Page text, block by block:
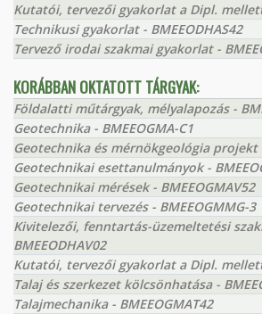
Kutatói, tervezői gyakorlat a Dipl. mellett
Technikusi gyakorlat - BMEEODHAS42
Tervező irodai szakmai gyakorlat -
KORÁBBAN OKTATOTT TÁRGYAK:
Földalatti műtárgyak, mélyalapozás -
Geotechnika - BMEEOGMA-C1
Geotechnika és mérnökgeológia projekt
Geotechnikai esettanulmányok -
Geotechnikai mérések - BMEEOGMAV52
Geotechnikai tervezés - BMEEOGMMG-3
Kivitelezői, fenntartás-üzemeltetési
BMEEODHAV02
Kutatói, tervezői gyakorlat a Dipl. mellett
Talaj és szerkezet kölcsönhatása -
Talajmechanika - BMEEOGMAT42